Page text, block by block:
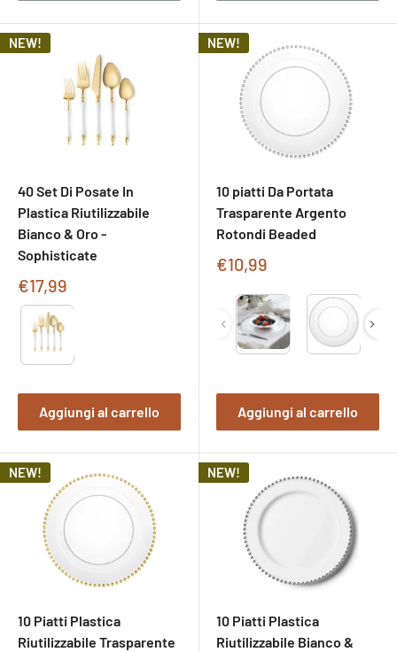
NEW!
40 Set Di Posate In
Plastica Riutilizzabile
Bianco & Oro -
Sophisticate
Prezzo
di
vendita
€17,99
Type
Aggiungi al carrello
NEW!
10 piatti Da Portata
Trasparente Argento
Rotondi Beaded
Prezzo
vendita
€10,99
Type
Aggiungi al carrello
NEW!
10 Piatti Plastica
Riutilizzabile Trasparente
NEW!
10 Piatti Plastica
Riutilizzabile Bianco &